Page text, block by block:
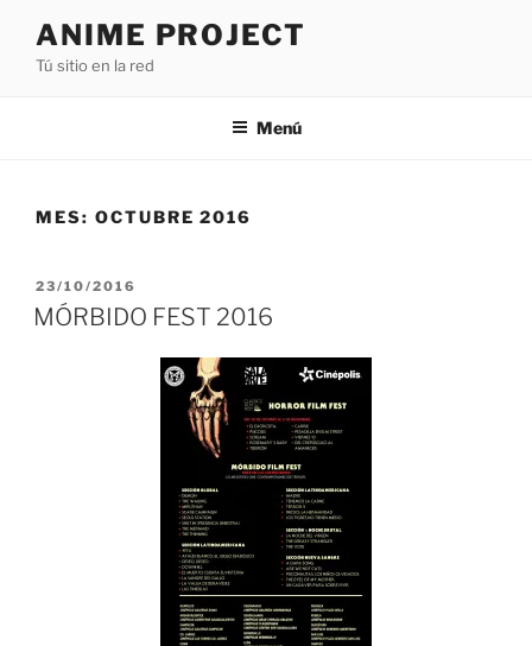
contenido
ANIME PROJECT
Tú sitio en la red
Menú
MES: OCTUBRE 2016
PUBLICADO
EL
23/10/2016
MÓRBIDO FEST 2016